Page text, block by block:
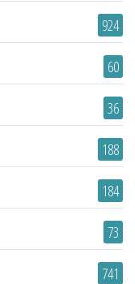
924
60
36
188
184
73
741